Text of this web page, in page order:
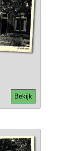
Bekijk